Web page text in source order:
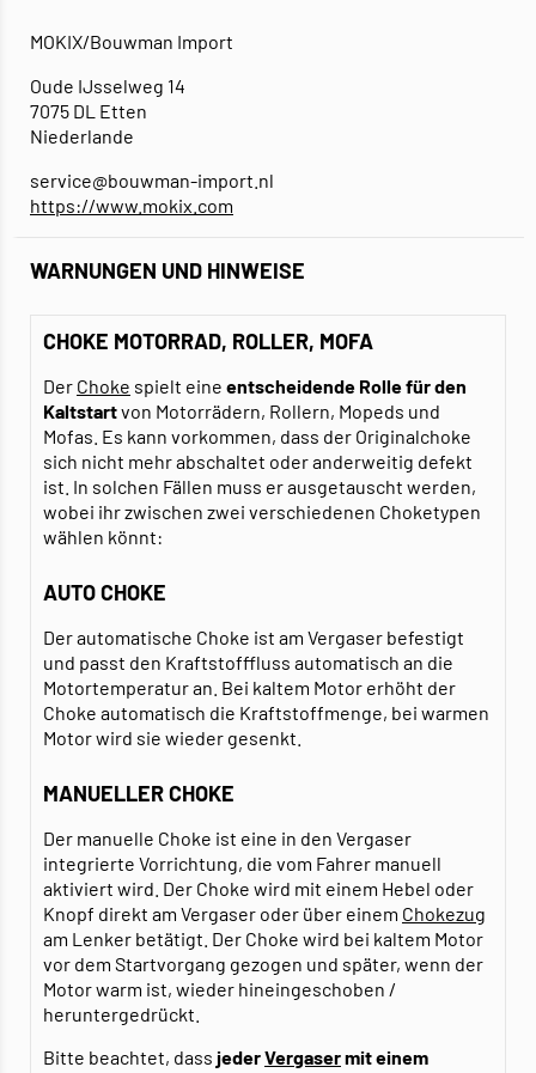
MOKIX/Bouwman Import
Oude IJsselweg 14
7075 DL Etten
Niederlande
service@bouwman-import.nl
https://www.mokix.com
WARNUNGEN UND HINWEISE
CHOKE MOTORRAD, ROLLER, MOFA
Der Choke spielt eine entscheidende Rolle für den
Kaltstartvon Motorrädern, Rollern, Mopeds und
Mofas. Es kann vorkommen, dass der Originalchoke
sich nicht mehr abschaltet oder anderweitig defekt
ist. In solchen Fällen muss er ausgetauscht werden,
wobei ihr zwischen zwei verschiedenen Choketypen
wählen könnt:
AUTO CHOKE
Der automatische Choke ist am Vergaser befestigt
und passt den Kraftstofffluss automatisch an die
Motortemperatur an. Bei kaltem Motor erhöht der
Choke automatisch die Kraftstoffmenge, bei warmen
Motor wird sie wieder gesenkt.
MANUELLER CHOKE
Der manuelle Choke ist eine in den Vergaser
integrierte Vorrichtung, die vom Fahrer manuell
aktiviert wird. Der Choke wird mit einem Hebel oder
Knopf direkt am Vergaser oder über einem Chokezug
am Lenker betätigt. Der Choke wird bei kaltem Motor
vor dem Startvorgang gezogen und später, wenn der
Motor warm ist, wieder hineingeschoben /
heruntergedrückt.
Bitte beachtet, dass jederVergasermit einem